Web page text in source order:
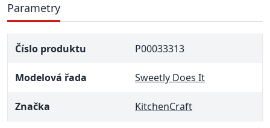
Parametry
Číslo produktu P00033313
Modelová řada Sweetly Does It
Značka KitchenCraft